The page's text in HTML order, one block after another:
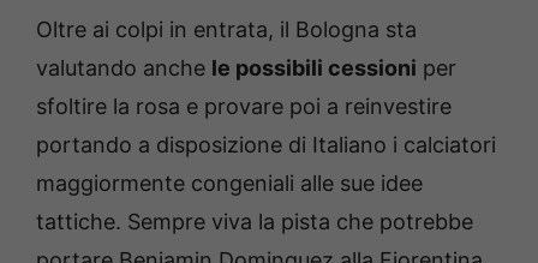
Oltre ai colpi in entrata, il Bologna sta
valutando anche le possibili cessioni per
sfoltire la rosa e provare poi a reinvestire
portando a disposizione di Italiano i calciatori
maggiormente congeniali alle sue idee
tattiche. Sempre viva la pista che potrebbe